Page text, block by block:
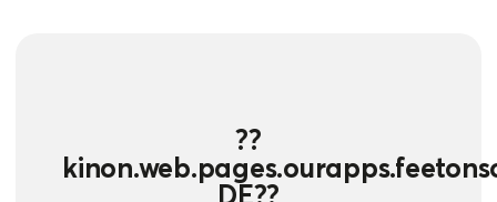
??
DE??